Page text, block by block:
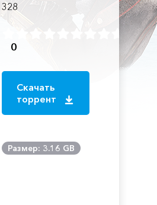
328
0
Скачать
торрент
Размер: 3.16 GB